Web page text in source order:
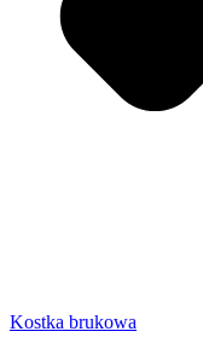
Kostka brukowa